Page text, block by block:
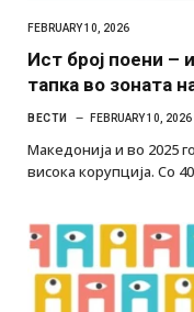
FEBRUARY 10, 2026
Ист број поени –
тапка во зоната
ВЕСТИ FEBRUARY 10, 2026
Македонија и во 2025
висока корупција. Со